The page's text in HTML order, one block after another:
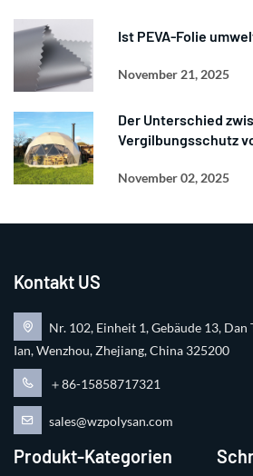
Ist PEVA-Folie
November 21, 2025
Der Unterschied
Vergilbungsschutz
November 02, 2025
Kontakt US
Nr. 102, Einheit 1, Gebäude 13, Dan
Ian, Wenzhou, Zhejiang, China 325200
＋86-15858717321
sales@wzpolysan.com
Produkt-Kategorien